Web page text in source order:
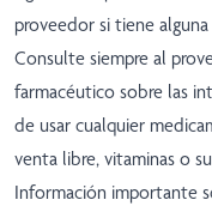
proveedor si tiene
Consulte siempre al
farmacéutico sobre las
de usar cualquier
venta libre, vitaminas o
Información importante